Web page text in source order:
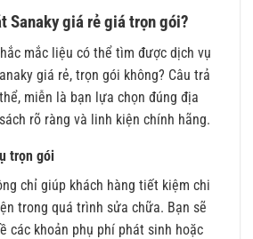
Sanaky giá rẻ giá trọn gói?
mắc liệu có thể tìm được dịch vụ
giá rẻ, trọn gói không? Câu trả
miễn là bạn lựa chọn đúng địa
rõ ràng và linh kiện chính hãng.
trọn gói
chỉ giúp khách hàng tiết kiệm chi
trong quá trình sửa chữa. Bạn sẽ
các khoản phụ phí phát sinh hoặc